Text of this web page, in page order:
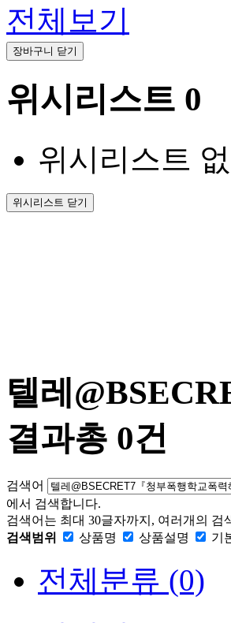
전체보기
장바구니 닫기
위시리스트 0
위시리스트
위시리스트 닫기
텔레
결과총 0건
검색어
에서 검색합니다.
검색어는 최대 30글자까지, 여러개의
검색범위
상품명 상품설명 기
전체분류 (0)